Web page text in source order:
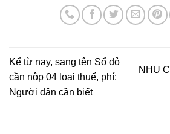
Kể từ nay, sang tên Sổ đỏ
cần nộp 04 loại thuế, phí:
Người dân cần biết
NHU